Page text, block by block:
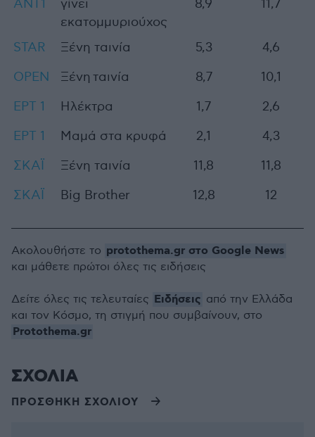
ΑΝΤ1
γίνει
εκατομμυριούχος
8,9 11,7
STAR Ξένη ταινία 5,3
4,6
OPEN
Ξένη ταινία 8,7
10,1
ΕΡΤ 1
Ηλέκτρα 1,7
2,6
ΕΡΤ 1
Μαμά στα κρυφά 2,1
4,3
ΣΚΑΪ
Ξένη ταινία 11,8
11,8
ΣΚΑΪ
Big Brother 12,8 12
Ακολουθήστε το protothema.gr στο Google News
και μάθετε πρώτοι όλες τις ειδήσεις
Δείτε όλες τις τελευταίες Ειδήσεις από την Ελλάδα
και τον Κόσμο, τη στιγμή που συμβαίνουν, στο
Protothema.gr
ΣΧΟΛΙΑ
ΠΡΟΣΘΗΚΗ ΣΧΟΛΙΟΥ